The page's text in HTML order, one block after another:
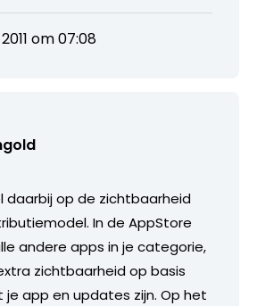
om 07:08
daarbij op de zichtbaarheid
In de AppStore
andere apps in je categorie,
zichtbaarheid op basis
je app en updates zijn. Op het